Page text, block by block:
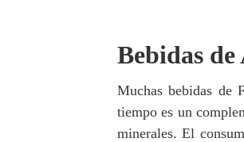
Bebidas de
Muchas bebidas de
tiempo es un
minerales. El